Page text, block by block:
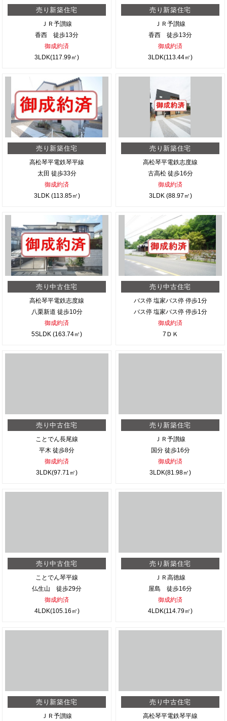
売り新築住宅
ＪＲ予讃線
香西 徒歩13分
御成約済
3LDK(117.99㎡)
売り新築住宅
ＪＲ予讃線
香西 徒歩13分
御成約済
3LDK(113.44㎡)
売り新築住宅
高松琴平電鉄琴平線
太田 徒歩33分
御成約済
3LDK (113.85㎡)
売り新築住宅
高松琴平電鉄志度線
古高松 徒歩16分
御成約済
3LDK (88.97㎡)
売り中古住宅
高松琴平電鉄志度線
八栗新道 徒歩10分
御成約済
5SLDK (163.74㎡)
売り中古住宅
バス停 塩家バス停 停歩1分
バス停 塩家バス停 停歩1分
御成約済
7ＤＫ
売り中古住宅
ことでん長尾線
平木 徒歩8分
御成約済
3LDK(97.71㎡)
売り新築住宅
ＪＲ予讃線
国分 徒歩16分
御成約済
3LDK(81.98㎡)
売り中古住宅
ことでん琴平線
仏生山 徒歩29分
御成約済
4LDK(105.16㎡)
売り新築住宅
ＪＲ高徳線
屋島 徒歩16分
御成約済
4LDK(114.79㎡)
売り新築住宅
ＪＲ予讃線
売り中古住宅
高松琴平電鉄琴平線